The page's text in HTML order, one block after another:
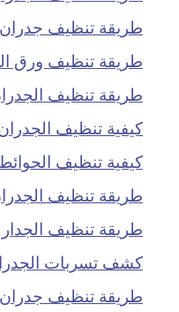
طريقة تنظيف
طريقة تنظيف ورق
طريقة تنظيف
كيفية تنظيف
كيفية تنظيف
طريقة تنظيف
طريقة تنظيف الجدار
كشف تسربات
طريقة تنظيف